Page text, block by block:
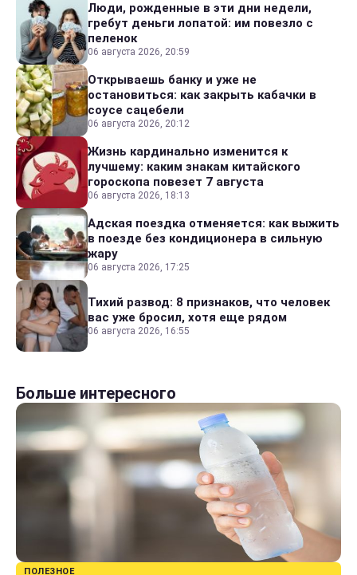
Люди, рожденные в эти дни недели,
гребут деньги лопатой: им повезло с
пеленок
06 августа 2026, 20:59
Открываешь банку и уже не
остановиться: как закрыть кабачки в
соусе сацебели
06 августа 2026, 20:12
Жизнь кардинально изменится к
лучшему: каким знакам китайского
гороскопа повезет 7 августа
06 августа 2026, 18:13
Адская поездка отменяется: как выжить
в поезде без кондиционера в сильную
жару
06 августа 2026, 17:25
Тихий развод: 8 признаков, что человек
вас уже бросил, хотя еще рядом
06 августа 2026, 16:55
Больше интересного
ПОЛЕЗНОЕ